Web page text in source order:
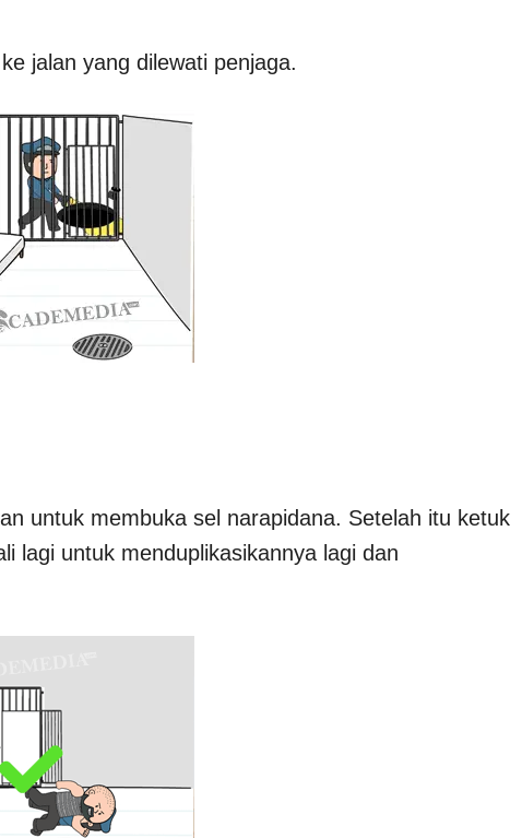
jalan yang dilewati penjaga.
untuk membuka sel narapidana. Setelah itu ketuk
lagi untuk menduplikasikannya lagi dan